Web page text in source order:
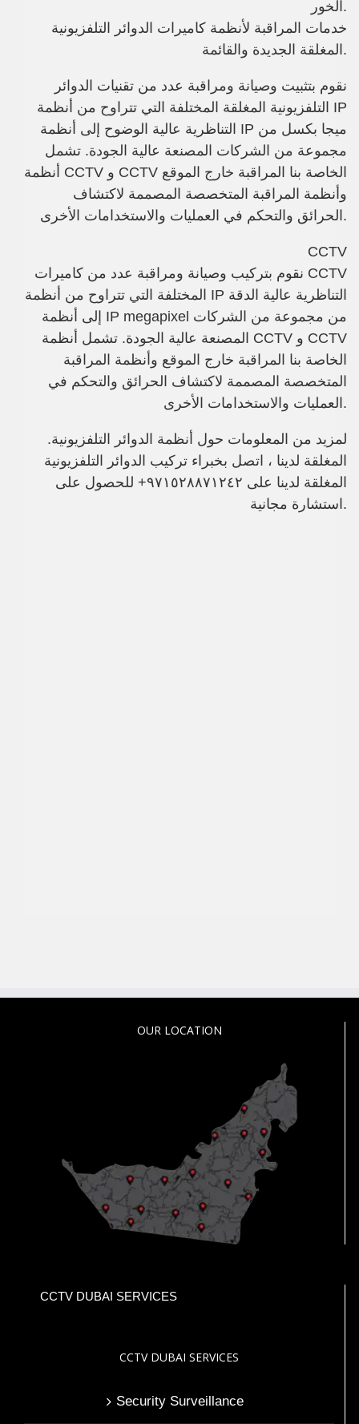
الخور.
خدمات المراقبة لأنظمة كاميرات الدوائر التلفزيونية
المغلقة الجديدة والقائمة.
نقوم بتثبيت وصيانة ومراقبة عدد من تقنيات الدوائر
التلفزيونية المغلقة المختلفة التي تتراوح من أنظمة IP
التناظرية عالية الوضوح إلى أنظمة IP ميجا بكسل من
مجموعة من الشركات المصنعة عالية الجودة. تشمل
أنظمة CCTV و CCTV الخاصة بنا المراقبة خارج الموقع
وأنظمة المراقبة المتخصصة المصممة لاكتشاف
الحرائق والتحكم في العمليات والاستخدامات الأخرى.
CCTV
نقوم بتركيب وصيانة ومراقبة عدد من كاميرات CCTV
المختلفة التي تتراوح من أنظمة IP التناظرية عالية الدقة
إلى أنظمة IP megapixel من مجموعة من الشركات
المصنعة عالية الجودة. تشمل أنظمة CCTV و CCTV
الخاصة بنا المراقبة خارج الموقع وأنظمة المراقبة
المتخصصة المصممة لاكتشاف الحرائق والتحكم في
العمليات والاستخدامات الأخرى.
.لمزيد من المعلومات حول أنظمة الدوائر التلفزيونية
المغلقة لدينا ، اتصل بخبراء تركيب الدوائر التلفزيونية
المغلقة لدينا على ٩٧١٥٢٨٨٧١٢٤٢+ للحصول على
استشارة مجانية.
OUR LOCATION
CCTV DUBAI SERVICES
CCTV DUBAI SERVICES
Security Surveillance